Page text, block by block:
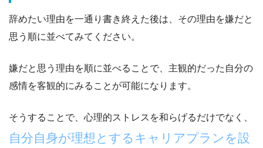
辞めたい理由を一通り書き終えた後は、 その理由を嫌だと
思う順に並べてみてください。
嫌だと思う理由を順に並べることで、 主観的だった自分の
感情を客観的にみることが可能になります。
そうすることで、心理的ストレスを和らげるだけでなく、
自分自身が理想とするキャリアプランを設